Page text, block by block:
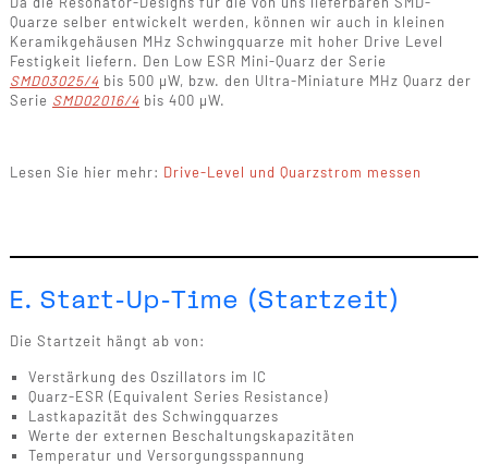
Quarze selber entwickelt werden, können wir auch in kleinen
Keramikgehäusen MHz Schwingquarze mit hoher Drive Level
Festigkeit liefern. Den Low ESR Mini-Quarz der Serie
SMD03025/4 bis 500 µW, bzw. den Ultra-Miniature MHz Quarz der
Serie SMD02016/4 bis 400 µW.
Lesen Sie hier mehr: Drive-Level und Quarzstrom messen
E. Start-Up-Time (Startzeit)
Die Startzeit hängt ab von:
Verstärkung des Oszillators im IC
Quarz-ESR (Equivalent Series Resistance)
Lastkapazität des Schwingquarzes
Werte der externen Beschaltungskapazitäten
Temperatur und Versorgungsspannung